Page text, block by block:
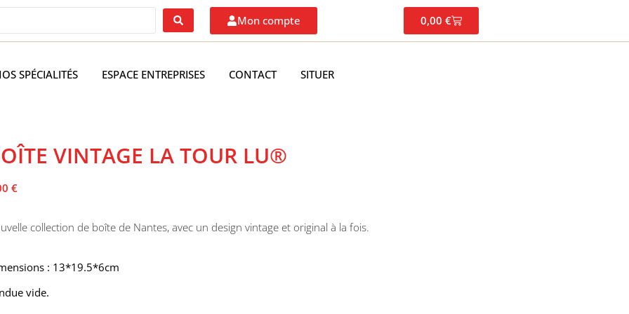
Mon compte 0,00 €
SPÉCIALITÉS ESPACE ENTREPRISES CONTACT SITUER
VINTAGE LA TOUR LU®
€
collection de boîte de Nantes, avec un design vintage et original à la fois.
: 13*19.5*6cm
vide.